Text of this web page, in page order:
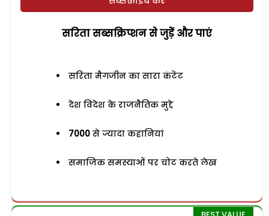
सरिता सब्सक्रिप्शन से जुड़ेें और पाएं
सरिता मैगजीन का सारा कंटेंट
देश विदेश के राजनैतिक मुद्दे
7000 से ज्यादा कहानियां
समाजिक समस्याओं पर चोट करते लेख